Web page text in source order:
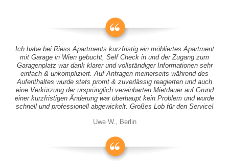
Ich habe bei Riess Apartments kurzfristig ein möbliertes Apartment
mit Garage in Wien gebucht, Self Check in und der Zugang zum
Garagenplatz war dank klarer und vollständiger Informationen sehr
einfach & unkompliziert. Auf Anfragen meinerseits während des
Aufenthaltes wurde stets promt & zuverlässig reagierten und auch
eine Verkürzung der ursprünglich vereinbarten Mietdauer auf Grund
einer kurzfristigen Änderung war überhaupt kein Problem und wurde
schnell und professionell abgewickelt. Großes Lob für den Service!
Uwe W., Berlin